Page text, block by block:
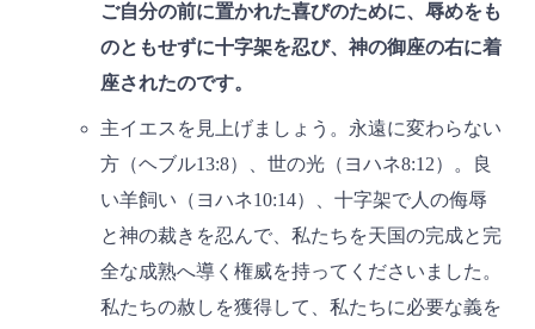
ご自分の前に置かれた喜びのために、辱めをも
のともせずに十字架を忍び、神の御座の右に着
座されたのです。
主イエスを見上げましょう。永遠に変わらない
方（ヘブル13:8）、世の光（ヨハネ8:12）。良
い羊飼い（ヨハネ10:14）、十字架で人の侮辱
と神の裁きを忍んで、私たちを天国の完成と完
全な成熟へ導く権威を持ってくださいました。
私たちの赦しを獲得して、私たちに必要な義を